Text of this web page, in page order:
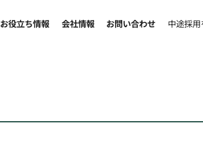
お役立ち情報 会社情報 お問い合わせ 中途採